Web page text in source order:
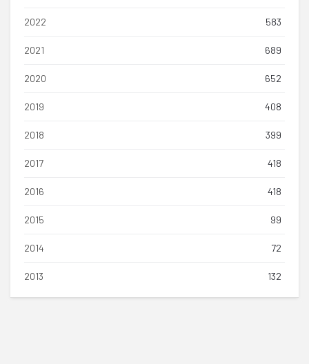
2022 583
2021 689
2020 652
2019 408
2018 399
2017 418
2016 418
2015 99
2014 72
2013 132